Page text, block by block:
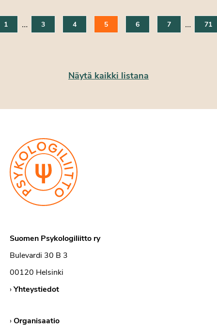
1 … 3 4 5 6 7 … 71
Näytä kaikki listana
Suomen Psykologiliitto ry
Bulevardi 30 B 3
00120 Helsinki
›Yhteystiedot
›Organisaatio